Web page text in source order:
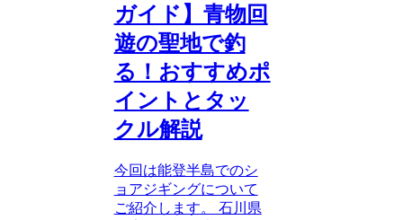
ガイド】青物回
遊の聖地で釣
る！おすすめポ
イントとタッ
クル解説
今回は能登半島でのシ
ョアジギングについて
ご紹介します。 石川県